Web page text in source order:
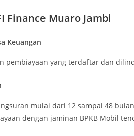
Finance Muaro Jambi
Keuangan
pembiayaan yang terdaftar dan
mulai dari 12 sampai 48
dengan jaminan BPKB Mobil